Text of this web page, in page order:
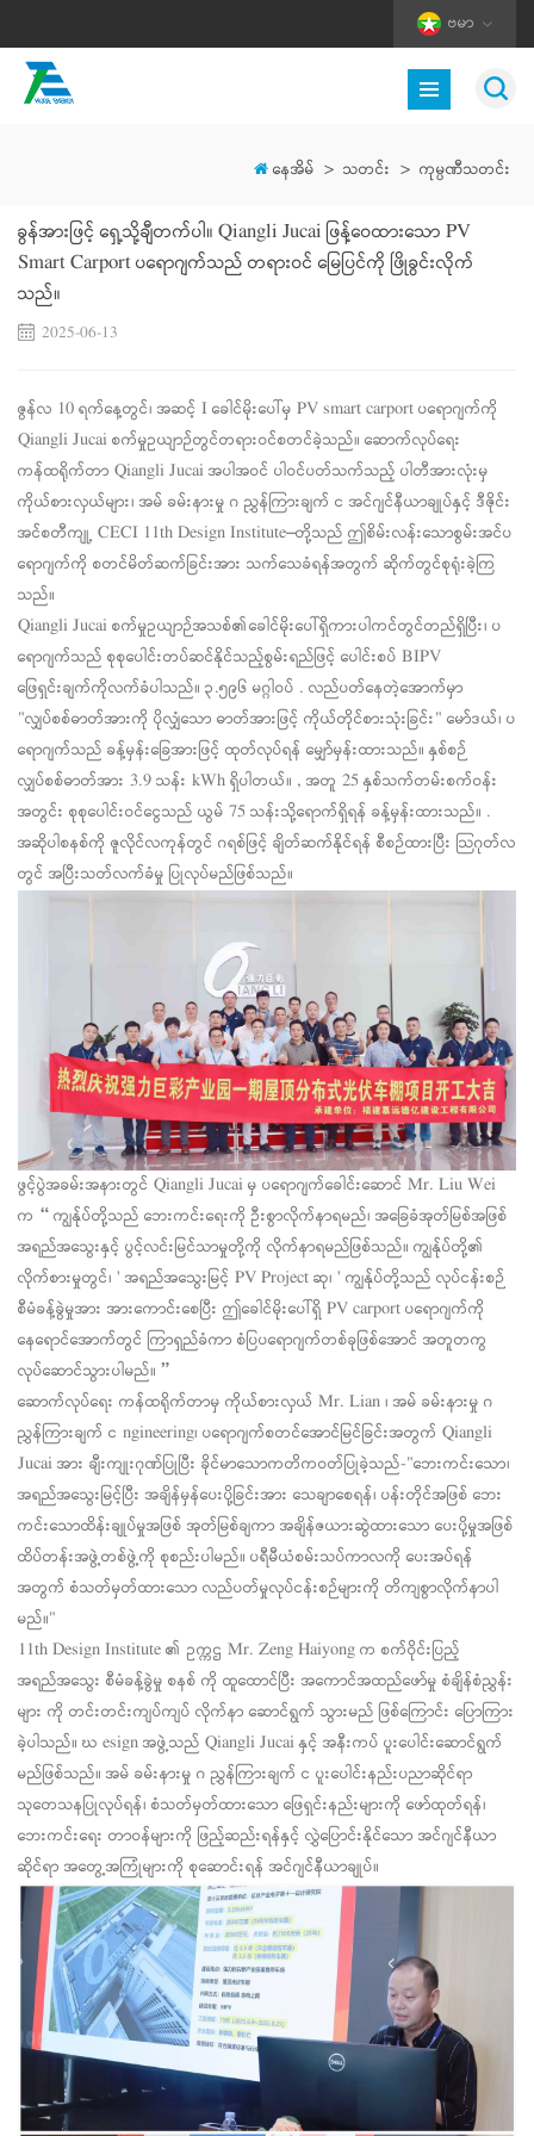
ဗမာ
နေအိမ် > သတင်း > ကုမ္ပဏီသတင်း
ခွန်အားဖြင့် ရှေ့သို့ချီတက်ပါ။ Qiangli Jucai ဖြန့်ဝေထားသော PV
Smart Carport ပရောဂျက်သည် တရားဝင် မြေပြင်ကို ဖြိုခွင်းလိုက်
သည်။
2025-06-13
ဇွန်လ 10 ရက်နေ့တွင်၊ အဆင့် I ခေါင်မိုးပေါ်မှ PV smart carport ပရောဂျက်ကို
Qiangli Jucai စက်မှုဥယျာဉ်တွင်တရားဝင်စတင်ခဲ့သည်။ ဆောက်လုပ်ရေး
ကန်ထရိုက်တာ Qiangli Jucai အပါအဝင် ပါဝင်ပတ်သက်သည့် ပါတီအားလုံးမှ
ကိုယ်စားလှယ်များ၊ အမ် ခမ်းနားမှု ဂ ညွှန်ကြားချက် င အင်ဂျင်နီယာချုပ်နှင့် ဒီဇိုင်း
အင်စတီကျု့ CECI 11th Design Institute—တို့သည် ဤစိမ်းလန်းသောစွမ်းအင်ပ
ရောဂျက်ကို စတင်မိတ်ဆက်ခြင်းအား သက်သေခံရန်အတွက် ဆိုက်တွင်စုရုံးခဲ့ကြ
သည်။
Qiangli Jucai စက်မှုဥယျာဉ်အသစ်၏ခေါင်မိုးပေါ်ရှိကားပါကင်တွင်တည်ရှိပြီး၊ ပ
ရောဂျက်သည် စုစုပေါင်းတပ်ဆင်နိုင်သည့်စွမ်းရည်ဖြင့် ပေါင်းစပ် BIPV
ဖြေရှင်းချက်ကိုလက်ခံပါသည်။ ၃.၅၉၆ မဂ္ဂါဝပ် . လည်ပတ်နေတဲ့အောက်မှာ
"လျှပ်စစ်ဓာတ်အားကို ပိုလျှံသော ဓာတ်အားဖြင့် ကိုယ်တိုင်စားသုံးခြင်း" မော်ဒယ်၊ ပ
ရောဂျက်သည် ခန့်မှန်းခြေအားဖြင့် ထုတ်လုပ်ရန် မျှော်မှန်းထားသည်။ နှစ်စဉ်
လျှပ်စစ်ဓာတ်အား 3.9 သန်း kWh ရှိပါတယ်။ , အတူ 25 နှစ်သက်တမ်းစက်ဝန်း
အတွင်း စုစုပေါင်းဝင်ငွေသည် ယွမ် 75 သန်းသို့ရောက်ရှိရန် ခန့်မှန်းထားသည်။ .
အဆိုပါစနစ်ကို ဇူလိုင်လကုန်တွင် ဂရစ်ဖြင့် ချိတ်ဆက်နိုင်ရန် စီစဉ်ထားပြီး သြဂုတ်လ
တွင် အပြီးသတ်လက်ခံမှု ပြုလုပ်မည်ဖြစ်သည်။
ဖွင့်ပွဲအခမ်းအနားတွင် Qiangli Jucai မှ ပရောဂျက်ခေါင်းဆောင် Mr. Liu Wei
က “ ကျွန်ုပ်တို့သည် ဘေးကင်းရေးကို ဦးစွာလိုက်နာရမည်၊ အခြေခံအုတ်မြစ်အဖြစ်
အရည်အသွေးနှင့် ပွင့်လင်းမြင်သာမှုတို့ကို လိုက်နာရမည်ဖြစ်သည်။ ကျွန်ုပ်တို့၏
လိုက်စားမှုတွင်၊ ' အရည်အသွေးမြင့် PV Project ဆု၊ ' ကျွန်ုပ်တို့သည် လုပ်ငန်းစဉ်
စီမံခန့်ခွဲမှုအား အားကောင်းစေပြီး ဤခေါင်မိုးပေါ်ရှိ PV carport ပရောဂျက်ကို
နေရောင်အောက်တွင် ကြာရှည်ခံကာ စံပြပရောဂျက်တစ်ခုဖြစ်အောင် အတူတကွ
လုပ်ဆောင်သွားပါမည်။ ”
ဆောက်လုပ်ရေး ကန်ထရိုက်တာမှ ကိုယ်စားလှယ် Mr. Lian ၊ အမ် ခမ်းနားမှု ဂ
ညွှန်ကြားချက် င ngineering၊ ပရောဂျက်စတင်အောင်မြင်ခြင်းအတွက် Qiangli
Jucai အား ချီးကျုးဂုဏ်ပြုပြီး ခိုင်မာသောကတိကဝတ်ပြုခဲ့သည်-"ဘေးကင်းသော၊
အရည်အသွေးမြင့်ပြီး အချိန်မှန်ပေးပို့ခြင်းအား သေချာစေရန်၊ ပန်းတိုင်အဖြစ် ဘေး
ကင်းသောထိန်းချုပ်မှုအဖြစ် အုတ်မြစ်ချကာ အချိန်ဇယားဆွဲထားသော ပေးပို့မှုအဖြစ်
ထိပ်တန်းအဖွဲ့တစ်ဖွဲ့ကို စုစည်းပါမည်။ ပရီမီယံစမ်းသပ်ကာလကို ပေးအပ်ရန်
အတွက် စံသတ်မှတ်ထားသော လည်ပတ်မှုလုပ်ငန်းစဉ်များကို တိကျစွာလိုက်နာပါ
မည်။"
11th Design Institute ၏ ဥက္ကဌ Mr. Zeng Haiyong က စက်ဝိုင်းပြည့်
အရည်အသွေး စီမံခန့်ခွဲမှု စနစ် ကို ထူထောင်ပြီး အကောင်အထည်ဖော်မှု စံချိန်စံညွှန်း
များ ကို တင်းတင်းကျပ်ကျပ် လိုက်နာ ဆောင်ရွက် သွားမည် ဖြစ်ကြောင်း ပြောကြား
ခဲ့ပါသည်။ ဃ esign အဖွဲ့သည် Qiangli Jucai နှင့် အနီးကပ် ပူးပေါင်းဆောင်ရွက်
မည်ဖြစ်သည်။ အမ် ခမ်းနားမှု ဂ ညွှန်ကြားချက် င ပူးပေါင်းနည်းပညာဆိုင်ရာ
သုတေသနပြုလုပ်ရန်၊ စံသတ်မှတ်ထားသော ဖြေရှင်းနည်းများကို ဖော်ထုတ်ရန်၊
ဘေးကင်းရေး တာဝန်များကို ဖြည့်ဆည်းရန်နှင့် လွှဲပြောင်းနိုင်သော အင်ဂျင်နီယာ
ဆိုင်ရာ အတွေ့အကြုံများကို စုဆောင်းရန် အင်ဂျင်နီယာချုပ်။